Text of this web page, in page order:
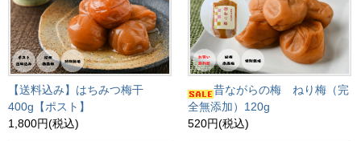
【送料込み】はちみつ梅干
400g【ポスト】
1,800円(税込)
昔ながらの梅 ねり梅（完
全無添加）120g
520円(税込)